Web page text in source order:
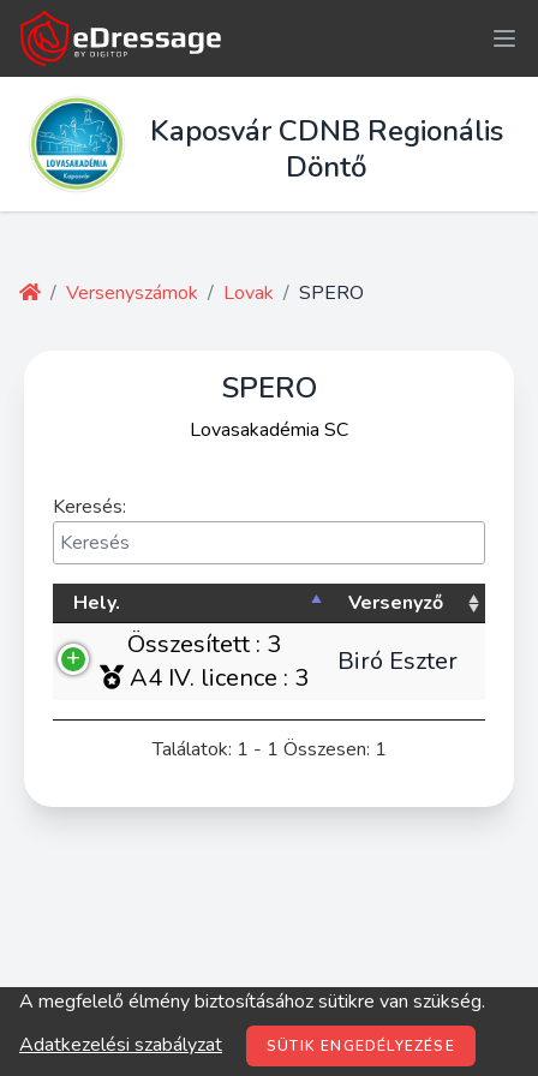
Kaposvár CDNB Regionális
Döntő
/ Versenyszámok / Lovak / SPERO
SPERO
Lovasakadémia SC
Keresés:
Hely. Versenyző
Összesített : 3
A4 IV. licence : 3
Biró Eszter
Találatok: 1 - 1 Összesen: 1
© digitop.hu 2022 |Adatkezelési szabályzat
A megfelelő élmény biztosításához sütikre van szükség.
Adatkezelési szabályzat
SÜTIK ENGEDÉLYEZÉSE